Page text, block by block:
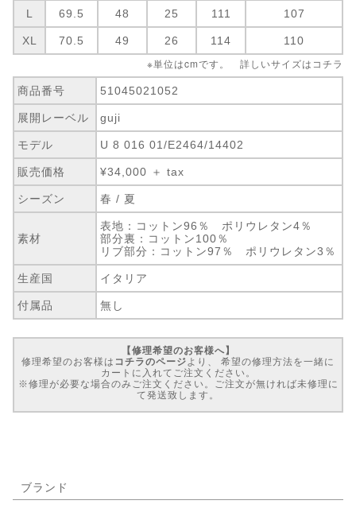
L 69.5 48 25 111 107
XL 70.5 49 26 114 110
※単位はcmです。 詳しいサイズは コチラ
商品番号 51045021052
展開レーベル guji
モデル U 8 016 01/E2464/14402
販売価格 ¥34,000 ＋ tax
シーズン 春 / 夏
素材
表地：コットン96％ ポリウレタン4％
部分裏：コットン100％
リブ部分：コットン97％ ポリウレタン3％
生産国 イタリア
付属品 無し
【修理希望のお客様へ】
修理希望のお客様は コチラのページ より、 希望の修理方法を一緒に
カートに入れてご注文ください。
※修理が必要な場合のみご注文ください。ご注文が無ければ未修理に
て発送致します。
ブランド